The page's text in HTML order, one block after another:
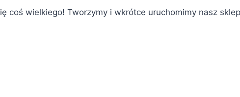
coś wielkiego! Tworzymy i wkrótce uruchomimy nasz